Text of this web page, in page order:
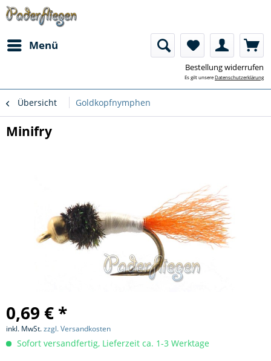
Menü
Bestellung widerrufen
Es gilt unsereDatenschutzerklärung
Übersicht Goldkopfnymphen
Minifry
0,69 € *
inkl. MwSt.zzgl. Versandkosten
Sofort versandfertig, Lieferzeit ca. 1-3 Werktage